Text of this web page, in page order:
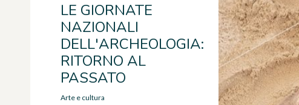
LE GIORNATE
NAZIONALI
DELL'ARCHEOLOGIA:
RITORNO AL
PASSATO
Arte e cultura